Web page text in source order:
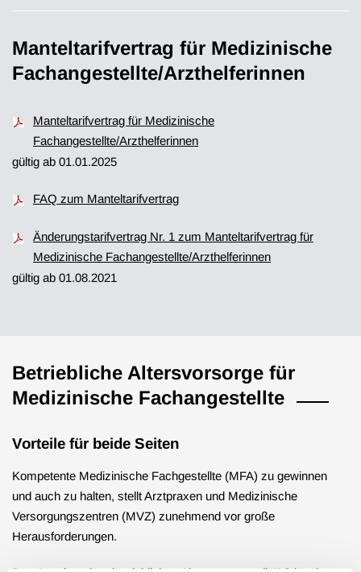
Manteltarifvertrag für Medizinische
Fachangestellte/Arzthelferinnen
Manteltarifvertrag für Medizinische
Fachangestellte/Arzthelferinnen
gültig ab 01.01.2025
FAQ zum Manteltarifvertrag
Änderungstarifvertrag Nr. 1 zum Manteltarifvertrag für
Medizinische Fachangestellte/Arzthelferinnen
gültig ab 01.08.2021
Betriebliche Altersvorsorge für
Medizinische Fachangestellte
Vorteile für beide Seiten
Kompetente Medizinische Fachgestellte (MFA) zu gewinnen
und auch zu halten, stellt Arztpraxen und Medizinische
Versorgungszentren (MVZ) zunehmend vor große
Herausforderungen.